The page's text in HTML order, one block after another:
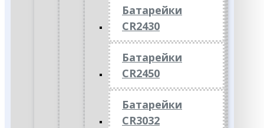
Батарейки
CR2430
Батарейки
CR2450
Батарейки
CR3032